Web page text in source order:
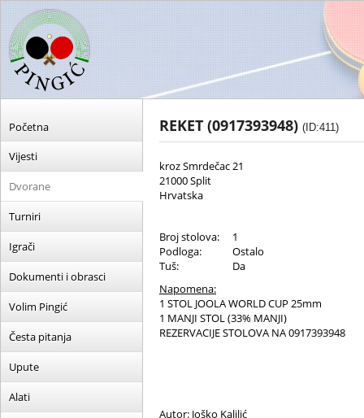
Početna
Vijesti
Dvorane
Turniri
Igrači
Dokumenti i obrasci
Volim Pingić
Česta pitanja
Upute
Alati
REKET (0917393948) (ID:411)
kroz Smrdečac 21
21000 Split
Hrvatska
Broj stolova:
1
Podloga:
Ostalo
Tuš:
Da
Napomena:
1 STOL JOOLA WORLD CUP 25mm
1 MANJI STOL (33% MANJI)
REZERVACIJE STOLOVA NA 0917393948
Autor: Joško Kalilić